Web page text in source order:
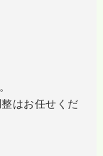
はお任せくだ